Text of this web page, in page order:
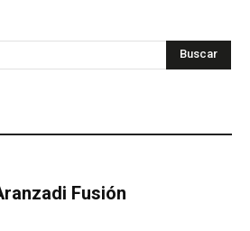
Buscar
Fusión